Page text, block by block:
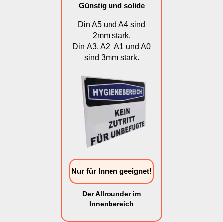
Günstig und solide
Din A5 und A4 sind
2mm stark.
Din A3, A2, A1 und A0
sind 3mm stark.
Nur für Innen geeignet!
Der Allrounder im
Innenbereich